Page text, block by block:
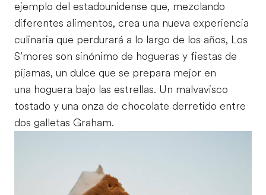
ejemplo del estadounidense que, mezclando
diferentes alimentos, crea una nueva experiencia
culinaria que perdurará a lo largo de los años, Los
S’mores son sinónimo de hogueras y fiestas de
pijamas, un dulce que se prepara mejor en
una hoguera bajo las estrellas. Un malvavisco
tostado y una onza de chocolate derretido entre
dos galletas Graham.